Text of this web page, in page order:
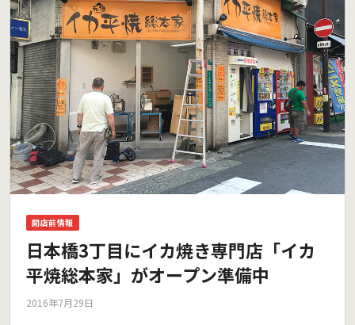
開店前情報
日本橋3丁目にイカ焼き専門店「イカ
平焼総本家」がオープン準備中
2016年7月29日